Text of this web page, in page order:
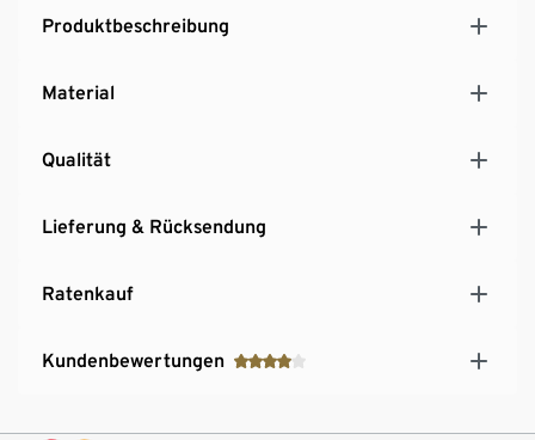
Produktbeschreibung
Material
Qualität
Lieferung & Rücksendung
Ratenkauf
Kundenbewertungen